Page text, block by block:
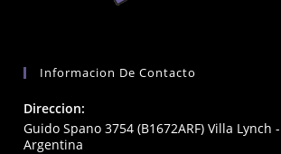
Informacion De Contacto
Direccion:
Guido Spano 3754 (B1672ARF) Villa Lynch
Argentina